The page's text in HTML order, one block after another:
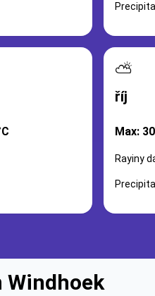
⛅
říj
Max:
Rayiny
Windhoek